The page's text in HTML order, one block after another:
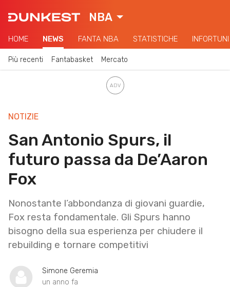
NBA
HOME NEWS FANTA NBA STATISTICHE INFORTUNI
Più recenti Fantabasket Mercato
NOTIZIE
San Antonio Spurs, il
futuro passa da De’Aaron
Fox
Nonostante l’abbondanza di giovani guardie,
Fox resta fondamentale. Gli Spurs hanno
bisogno della sua esperienza per chiudere il
rebuilding e tornare competitivi
Simone Geremia
un anno fa